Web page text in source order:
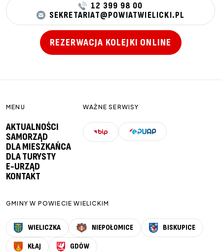
12 399 98 00
SEKRETARIAT@POWIATWIELICKI.PL
REZERWACJA KOLEJKI ONLINE
MENU
AKTUALNOŚCI
SAMORZĄD
DLA MIESZKAŃCA
DLA TURYSTY
E-URZĄD
KONTAKT
WAŻNE SERWISY
GMINY W POWIECIE WIELICKIM
WIELICZKA NIEPOŁOMICE
BISKUPICE
KŁAJ
GDÓW